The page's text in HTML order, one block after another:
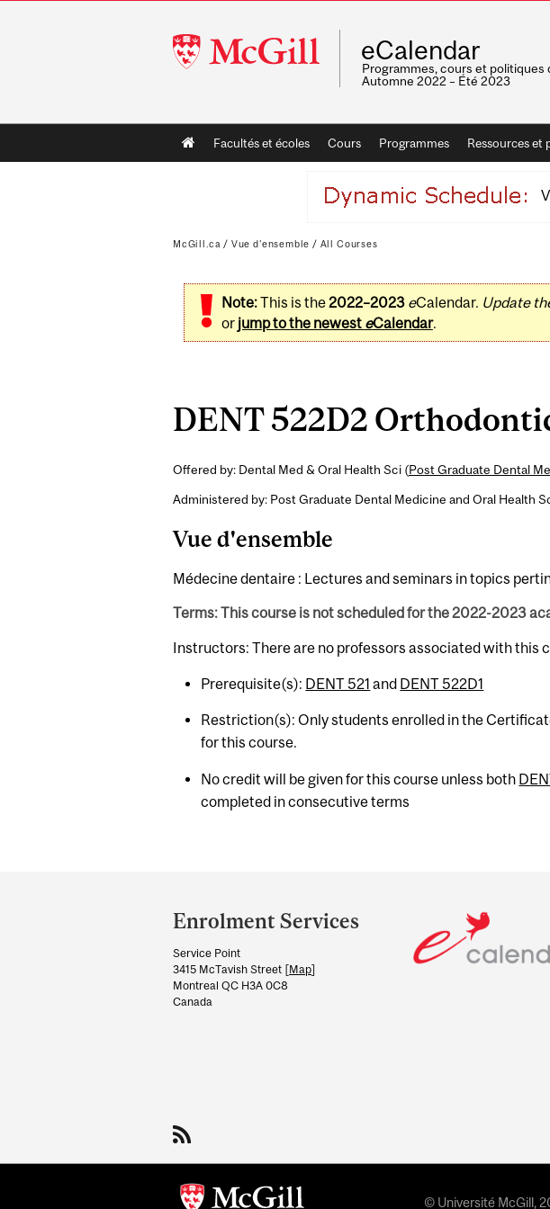
McGill
University
eCalendar
Programmes, cours et politiques
Automne 2022 – Été 2023
Main
navigation
Facultés et écoles Cours Programmes Ressources et
McGill.ca / Vue d'ensemble / All Courses
Note:This is the2022–2023 eCalendar. Update
or jump to the newest eCalendar.
DENT 522D2
Offered by: Dental Med & Oral Health Sci (Post Graduate Dental
Administered by: Post Graduate Dental Medicine and Oral Health
Vue d'ensemble
Médecine dentaire : Lectures and seminars in topics
Terms: This course is not scheduled for the 2022-2023
Instructors: There are no professors associated with this
Prerequisite(s): DENT 521 and DENT 522D1
Restriction(s): Only students enrolled in the
for this course.
No credit will be given for this course unless both
completed in consecutive terms
and
University
Information
Enrolment Services
Service Point
3415 McTavish Street [Map]
Montreal QC H3A 0C8
Canada
© Université McGill,